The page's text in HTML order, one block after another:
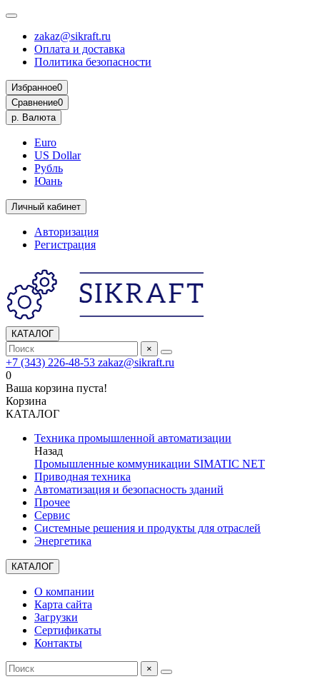
zakaz@sikraft.ru
Оплата и доставка
Политика безопасности
Избранное0
Сравнение0
р. Валюта
Euro
US Dollar
Рубль
Юань
Личный кабинет
Авторизация
Регистрация
КАТАЛОГ
×
+7 (343) 226-48-53 zakaz@sikraft.ru
0
Ваша корзина пуста!
Корзина
КАТАЛОГ
Техника промышленной автоматизации
Назад
Промышленные коммуникации SIMATIC NET
Приводная техника
Автоматизация и безопасность зданий
Прочее
Сервис
Системные решения и продукты для отраслей
Энергетика
КАТАЛОГ
О компании
Карта сайта
Загрузки
Сертификаты
Контакты
×